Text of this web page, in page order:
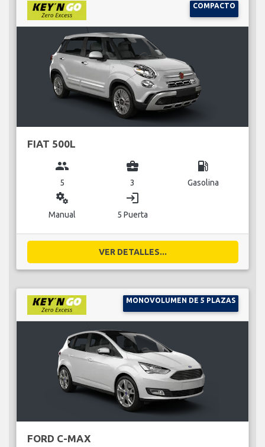
COMPACTO
FIAT 500L
group
5
business_center
3
local_gas_station
Gasolina
miscellaneous_services
Manual
login
5 Puerta
VER DETALLES...
MONOVOLUMEN DE 5 PLAZAS
FORD C-MAX